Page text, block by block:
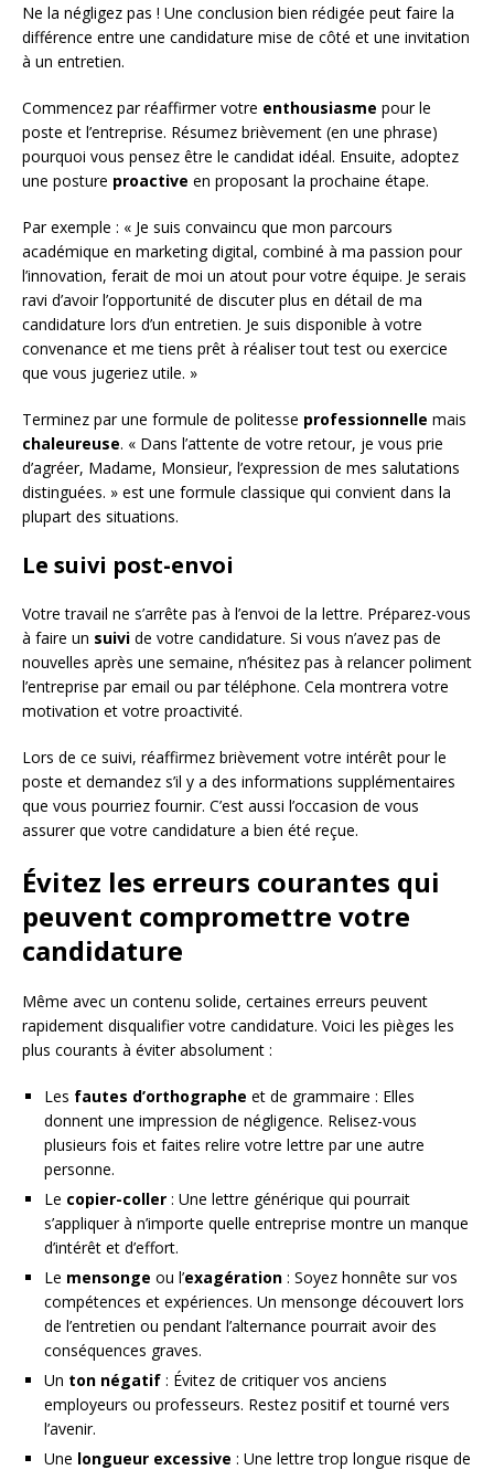
Ne la négligez pas ! Une conclusion bien rédigée peut faire la
différence entre une candidature mise de côté et une invitation
à un entretien.
Commencez par réaffirmer votre enthousiasme pour le
poste et l’entreprise. Résumez brièvement (en une phrase)
pourquoi vous pensez être le candidat idéal. Ensuite, adoptez
une posture proactive en proposant la prochaine étape.
Par exemple : « Je suis convaincu que mon parcours
académique en marketing digital, combiné à ma passion pour
l’innovation, ferait de moi un atout pour votre équipe. Je serais
ravi d’avoir l’opportunité de discuter plus en détail de ma
candidature lors d’un entretien. Je suis disponible à votre
convenance et me tiens prêt à réaliser tout test ou exercice
que vous jugeriez utile. »
Terminez par une formule de politesse professionnelle mais
chaleureuse. « Dans l’attente de votre retour, je vous prie
d’agréer, Madame, Monsieur, l’expression de mes salutations
distinguées. » est une formule classique qui convient dans la
plupart des situations.
Le suivi post-envoi
Votre travail ne s’arrête pas à l’envoi de la lettre. Préparez-vous
à faire un suivi de votre candidature. Si vous n’avez pas de
nouvelles après une semaine, n’hésitez pas à relancer poliment
l’entreprise par email ou par téléphone. Cela montrera votre
motivation et votre proactivité.
Lors de ce suivi, réaffirmez brièvement votre intérêt pour le
poste et demandez s’il y a des informations supplémentaires
que vous pourriez fournir. C’est aussi l’occasion de vous
assurer que votre candidature a bien été reçue.
Évitez les erreurs courantes qui
peuvent compromettre votre
candidature
Même avec un contenu solide, certaines erreurs peuvent
rapidement disqualifier votre candidature. Voici les pièges les
plus courants à éviter absolument :
Les fautes d’orthographe et de grammaire : Elles
donnent une impression de négligence. Relisez-vous
plusieurs fois et faites relire votre lettre par une autre
personne.
Le copier-coller : Une lettre générique qui pourrait
s’appliquer à n’importe quelle entreprise montre un manque
d’intérêt et d’effort.
Le mensonge ou l’exagération : Soyez honnête sur vos
compétences et expériences. Un mensonge découvert lors
de l’entretien ou pendant l’alternance pourrait avoir des
conséquences graves.
Un ton négatif : Évitez de critiquer vos anciens
employeurs ou professeurs. Restez positif et tourné vers
l’avenir.
Une longueur excessive : Une lettre trop longue risque de